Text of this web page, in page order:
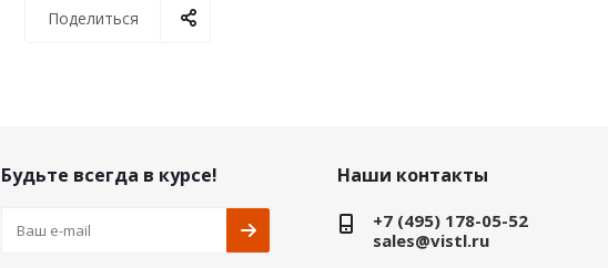
Поделиться
Будьте всегда в курсе! Наши контакты
+7 (495) 178-05-52
sales@vistl.ru